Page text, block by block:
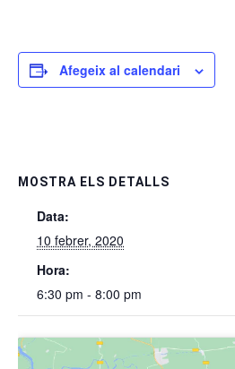
Afegeix al calendari
MOSTRA ELS DETALLS
Data:
10 febrer, 2020
Hora:
6:30 pm - 8:00 pm